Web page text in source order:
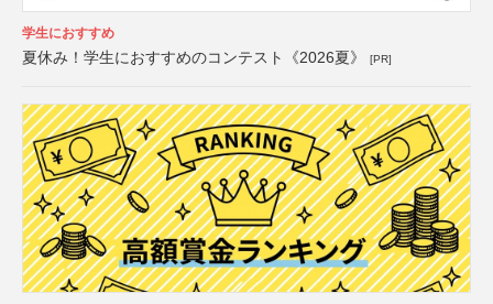
学生におすすめ
夏休み！学生におすすめのコンテスト《2026夏》 [PR]